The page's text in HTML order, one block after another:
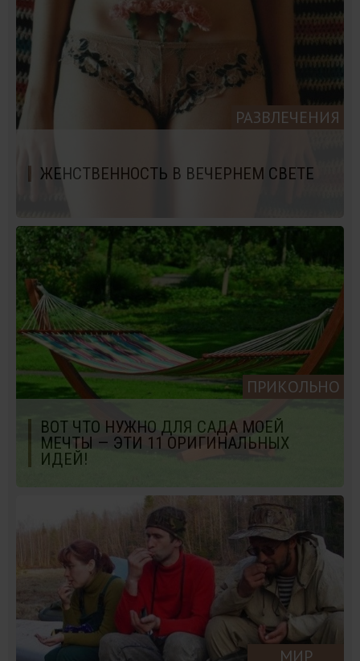
РАЗВЛЕЧЕНИЯ
ЖЕНСТВЕННОСТЬ В ВЕЧЕРНЕМ СВЕТЕ
ПРИКОЛЬНО
ВОТ ЧТО НУЖНО ДЛЯ САДА МОЕЙ
МЕЧТЫ — ЭТИ 11 ОРИГИНАЛЬНЫХ
ИДЕЙ!
МИР